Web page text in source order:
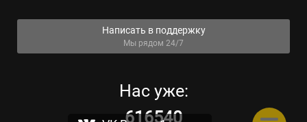
Написать в поддержку
Мы рядом 24/7
Нас уже:
616540